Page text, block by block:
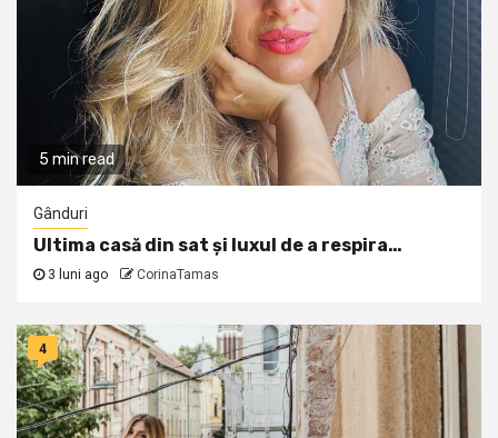
5 min read
Gânduri
Ultima casă din sat și luxul de a respira…
3 luni ago CorinaTamas
4